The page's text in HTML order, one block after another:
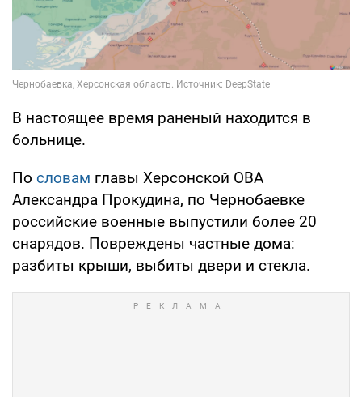
В настоящее время раненый находится в
больнице.
По словам главы Херсонской ОВА
Александра Прокудина, по Чернобаевке
российские военные выпустили более 20
снарядов. Повреждены частные дома:
разбиты крыши, выбиты двери и стекла.